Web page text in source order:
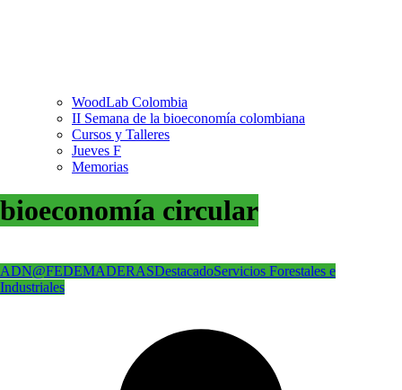
WoodLab Colombia
II Semana de la bioeconomía colombiana
Cursos y Talleres
Jueves F
Memorias
bioeconomía circular
ADN@FEDEMADERASDestacadoServicios Forestales e
Industriales